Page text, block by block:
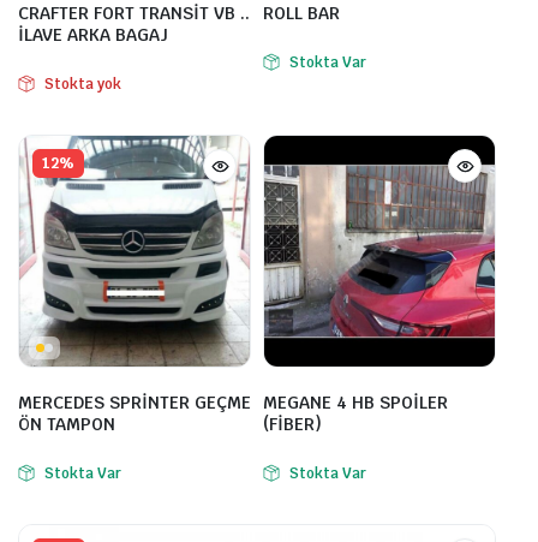
CRAFTER FORT TRANSİT VB ..
İLAVE ARKA BAGAJ
Stokta yok
ROLL BAR
Stokta Var
12%
MERCEDES SPRİNTER GEÇME
ÖN TAMPON
Stokta Var
MEGANE 4 HB SPOİLER
(FİBER)
Stokta Var